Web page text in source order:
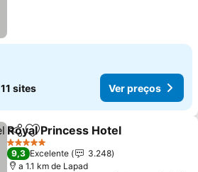
11 sites Ver preços
PartilharAdicionar aos favoritos
Royal Princess Hotel
5 Estrelas
9,3 Excelente
3.248
a 1.1 km de Lapad